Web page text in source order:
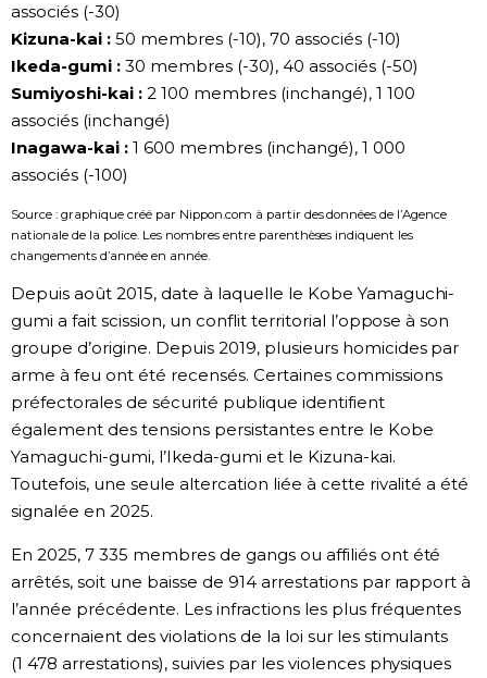
associés (-30)
Kizuna-kai :50 membres (-10), 70 associés (-10)
Ikeda-gumi :30 membres (-30), 40 associés (-50)
Sumiyoshi-kai :2 100 membres (inchangé), 1 100
associés (inchangé)
Inagawa-kai :1 600 membres (inchangé), 1 000
associés (-100)
Source : graphique créé par Nippon.com à partir des données de l’Agence
nationale de la police. Les nombres entre parenthèses indiquent les
changements d’année en année.
Depuis août 2015, date à laquelle le Kobe Yamaguchi-
gumi a fait scission, un conflit territorial l’oppose à son
groupe d’origine. Depuis 2019, plusieurs homicides par
arme à feu ont été recensés. Certaines commissions
préfectorales de sécurité publique identifient
également des tensions persistantes entre le Kobe
Yamaguchi-gumi, l’Ikeda-gumi et le Kizuna-kai.
Toutefois, une seule altercation liée à cette rivalité a été
signalée en 2025.
En 2025, 7 335 membres de gangs ou affiliés ont été
arrêtés, soit une baisse de 914 arrestations par rapport à
l’année précédente. Les infractions les plus fréquentes
concernaient des violations de la loi sur les stimulants
(1 478 arrestations), suivies par les violences physiques